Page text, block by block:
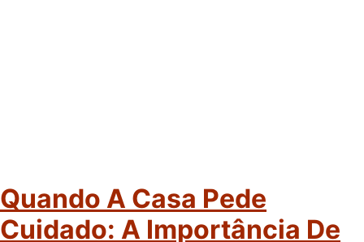
Quando A Casa Pede
Cuidado: A Importância De